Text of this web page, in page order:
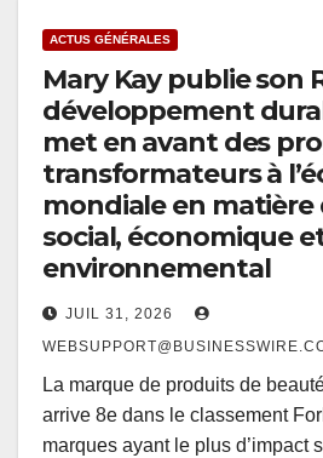
ACTUS GÉNÉRALES
Mary Kay publie son
développement
met en avant des
transformateurs à
mondiale en matière
social, économique
environnemental
JUIL 31, 2026
La marque de produits de
arrive 8e dans le classement
marques ayant le plus d’impact